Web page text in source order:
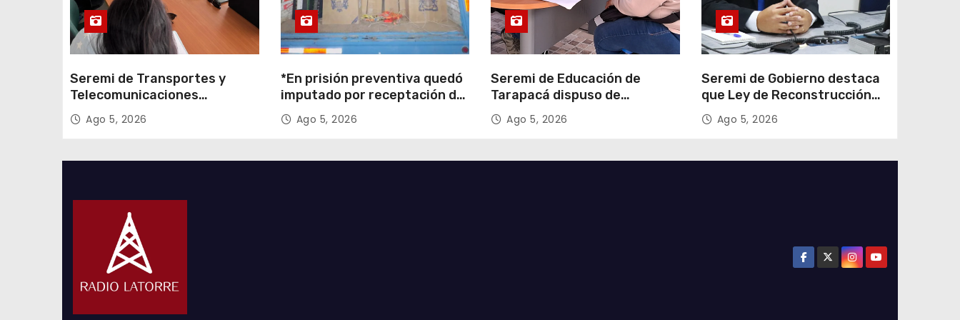
a
s
Seremi de Transportes y
Telecomunicaciones
encabezó primera mesa de
coordinación para el retiro de
Ago 5, 2026
*En prisión preventiva quedó
imputado por receptación de
cigarrillos avaluados en
$1.600 millones*
Ago 5, 2026
Seremi de Educación de
Tarapacá dispuso de
facilitadores para apoyar
proceso de Admisión Escolar
Ago 5, 2026
Seremi de Gobierno destaca
que Ley de Reconstrucción
Nacional impulsará la
inversión y el empleo en
Ago 5, 2026